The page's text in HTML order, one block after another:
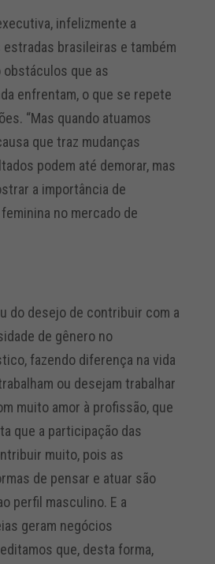
infelizmente a
brasileiras e também
que as
enfrentam, o que se repete
“Mas quando atuamos
que traz mudanças
podem até demorar, mas
a importância de
no mercado de
do desejo de contribuir com a
de gênero no
fazendo diferença na vida
ou desejam trabalhar
muito amor à profissão, que
que a participação das
muito, pois as
de pensar e atuar são
perfil masculino. E a
geram negócios
que, desta forma,